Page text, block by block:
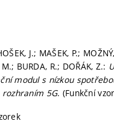
J.; MAŠEK, P.;
BURDA, R.; DOŘÁK, Z.:
modul s nízkou
rozhraním 5G. (Funkční